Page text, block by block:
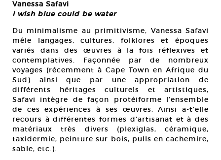
Vanessa Safavi
I wish blue could be water
Du minimalisme au primitivisme, Vanessa Safavi
mêle langages, cultures, folklores et époques
variés dans des œuvres à la fois réflexives et
contemplatives. Façonnée par de nombreux
voyages (récemment à Cape Town en Afrique du
Sud) ainsi que par une appropriation de
différents héritages culturels et artistiques,
Safavi intègre de façon protéiforme l’ensemble
de ces expériences à ses œuvres. Ainsi a-t’elle
recours à différentes formes d’artisanat et à des
matériaux très divers (plexiglas, céramique,
taxidermie, peinture sur bois, pulls en cachemire,
sable, etc.).